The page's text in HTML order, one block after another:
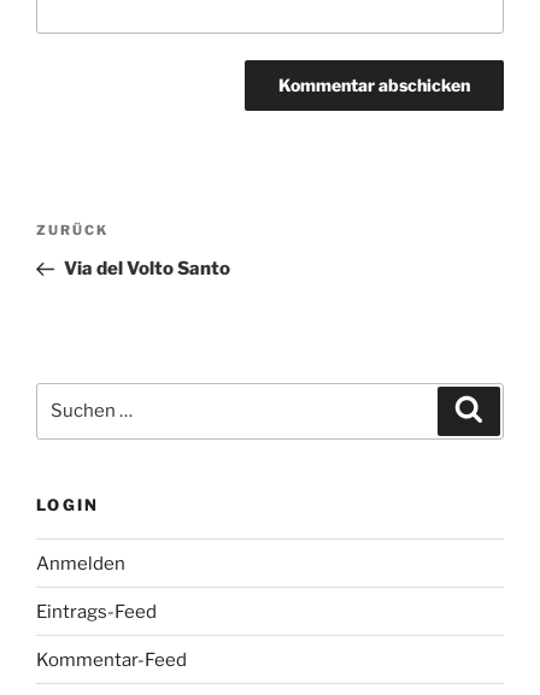
Beitragsnavigation
Vorheriger
Beitrag
ZURÜCK
Via del Volto Santo
nach:
LOGIN
Anmelden
Eintrags-Feed
Kommentar-Feed